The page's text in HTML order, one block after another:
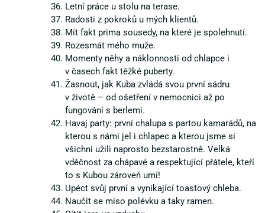
Letní práce u stolu na terase.
Radosti z pokroků u mých klientů.
Mít fakt prima sousedy, na které je spolehnutí.
Rozesmát mého muže.
Momenty něhy a náklonnosti od chlapce i
v časech fakt těžké puberty.
Žasnout, jak Kuba zvládá svou první sádru
v životě – od ošetření v nemocnici až po
fungování s berlemi.
Havaj party: první chalupa s partou kamarádů, na
kterou s námi jel i chlapec a kterou jsme si
všichni užili naprosto bezstarostně. Velká
vděčnost za chápavé a respektující přátele, kteří
to s Kubou zároveň umí!
Upéct svůj první a vynikající toastový chleba.
Naučit se miso polévku a taky ramen.